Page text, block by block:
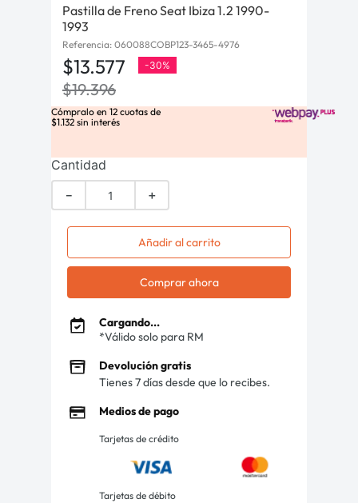
Pastilla de Freno Seat Ibiza 1.2 1990-
1993
Referencia: 060088COBP123-3465-4976
$13.577 -30%
$19.396
Cómpralo en 12 cuotas de
$1.132 sin interés
Cantidad
＋
－
Añadir al carrito
Comprar ahora
Cargando...
*Válido solo para RM
Devolución gratis
Tienes 7 días desde que lo recibes.
Medios de pago
Tarjetas de crédito
Tarjetas de débito